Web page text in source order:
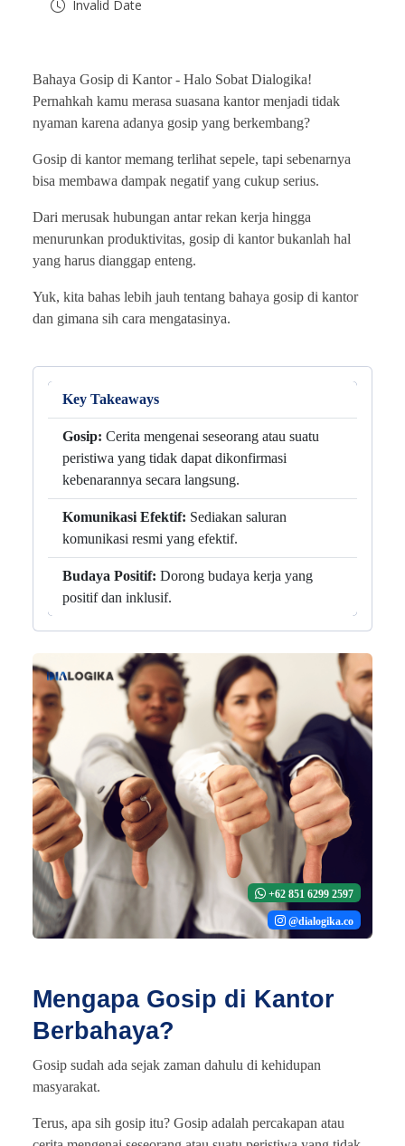
Invalid Date
Bahaya Gosip di Kantor - Halo Sobat Dialogika!
Pernahkah kamu merasa suasana kantor menjadi tidak
nyaman karena adanya gosip yang berkembang?
Gosip di kantor memang terlihat sepele, tapi sebenarnya
bisa membawa dampak negatif yang cukup serius.
Dari merusak hubungan antar rekan kerja hingga
menurunkan produktivitas, gosip di kantor bukanlah hal
yang harus dianggap enteng.
Yuk, kita bahas lebih jauh tentang bahaya gosip di kantor
dan gimana sih cara mengatasinya.
Key Takeaways
Gosip: Cerita mengenai seseorang atau suatu
peristiwa yang tidak dapat dikonfirmasi
kebenarannya secara langsung.
Komunikasi Efektif: Sediakan saluran
komunikasi resmi yang efektif.
Budaya Positif: Dorong budaya kerja yang
positif dan inklusif.
+62 851 6299 2597
@dialogika.co
Mengapa Gosip di Kantor
Berbahaya?
Gosip sudah ada sejak zaman dahulu di kehidupan
masyarakat.
Terus, apa sih gosip itu? Gosip adalah percakapan atau